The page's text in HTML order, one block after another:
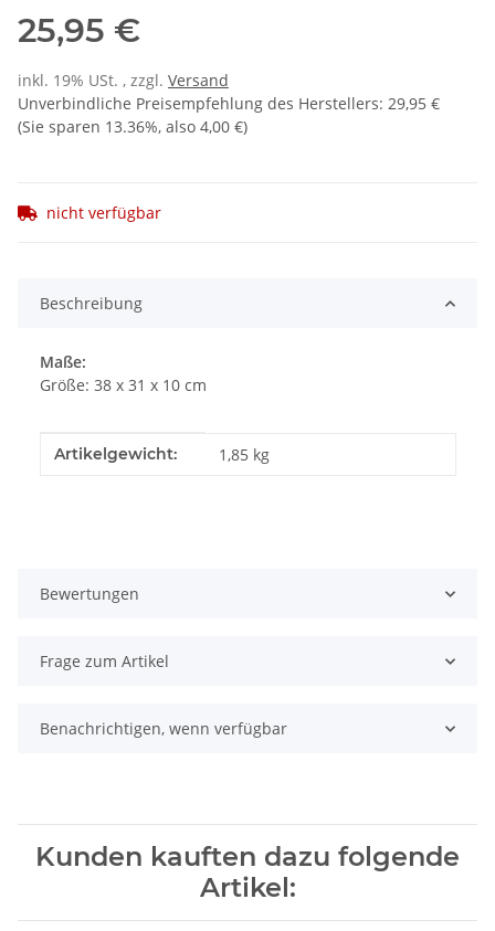
25,95 €
inkl. 19% USt. , zzgl. Versand
Unverbindliche Preisempfehlung des Herstellers: 29,95 €
(Sie sparen 13.36%, also 4,00 €)
nicht verfügbar
Beschreibung
Maße:
Größe: 38 x 31 x 10 cm
Produkteigenschaft
Wert
Artikelgewicht: 1,85 kg
Bewertungen
Frage zum Artikel
Benachrichtigen, wenn verfügbar
Kunden kauften dazu folgende
Artikel: